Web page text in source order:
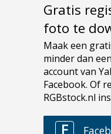
Gratis
foto te